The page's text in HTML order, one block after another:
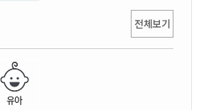
전체보기
유아